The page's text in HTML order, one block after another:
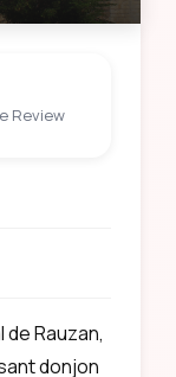
Review
Rauzan,
donjon